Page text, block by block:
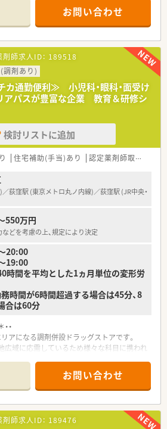
も可能！
によりますが、経験の少ない方でも500万前
水準！
せ、豊富な社内研修や外部組織と連携した研
す
社だからこそ活躍できるキャリアパスが多
います。
エリアマネジャーや営業部長等のマネジメン
えます。
門性を活かせるスペシャリストを目指すこ
部門や商品部門等の本社スタッフなど活動領
々増加しており、在宅医療へもしっかりと関
う変更予定です。
とワークライフバランスが整っています
まで、従業員割引制度など嬉しいメリットも
お問い合わせ
剤師求人ID： 189518
調剤あり)
カ通勤便利≫ 小児科・眼科・面受け
パスが豊富な企業 教育＆研修シ
検討リストに追加
住宅補助(手当)あり 認定薬剤師取得支援あり
荻窪駅 (東京メトロ丸ノ内線)／荻窪駅 (JR中央・
550万円
などを考慮の上、規定により決定
20:00
時間を平均とした1ヵ月単位の変形労
時間が6時間超過する場合は45分、8
合は60分
・
アになる調剤併設ドラッグストアです。
広域に応需しているため様々な科目に携われ
わせ7名在籍と配置も多く、1名当たりの負担
取り組める環境です。
最終提示となります。
・
お問い合わせ
剤師求人ID： 189476